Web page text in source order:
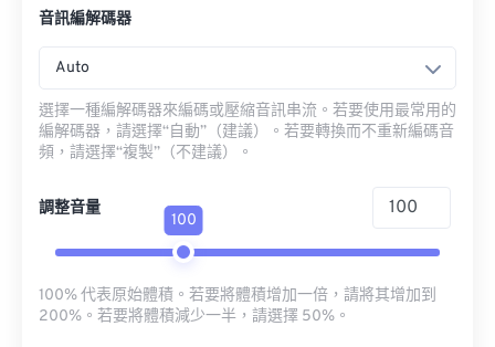
音訊編解碼器
Auto
選擇一種編解碼器來編碼或壓縮音訊串流。若要使用最常用的
編解碼器，請選擇“自動”（建議）。若要轉換而不重新編碼音
頻，請選擇“複製”（不建議）。
調整音量
100
100% 代表原始體積。若要將體積增加一倍，請將其增加到
200%。若要將體積減少一半，請選擇 50%。